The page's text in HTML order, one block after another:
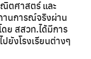
ตศาสตร์ และ
านการณ์จริงผ่าน
ย สสวท.ได้มีการ
ยังโรงเรียนต่างๆ